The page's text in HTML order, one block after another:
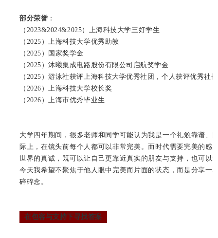
部分荣誉 ：
（2023&2024&2025）上海科技大学三好学生
（2025）上海科技大学优秀助教
（2025）国家奖学金
（2025）沐曦集成电路股份有限公司启航奖学金
（2025）游泳社获评上海科技大学优秀社团，个人获评优秀社长
（2026）上海科技大学校长奖
（2026）上海市优秀毕业生
大学四年期间，很多老师和同学可能认为我是一个礼貌靠谱、
际上，在镜头前每个人都可以非常完美。而时代需要完美的感
世界的真诚，既可以让自己更靠近真实的朋友与支持，也可以
今天我希望不聚焦于他人眼中完美而片面的状态，而是分享一
碎碎念。
在包容与支持下寻找答案